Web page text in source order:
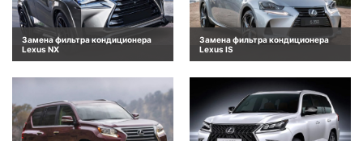
Замена фильтра кондиционера
Lexus NX
Замена фильтра кондиционера
Lexus IS